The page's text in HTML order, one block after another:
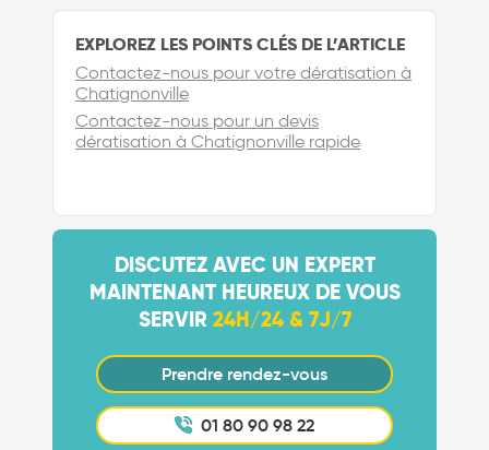
EXPLOREZ LES POINTS CLÉS DE L’ARTICLE
Contactez-nous pour votre dératisation à
Chatignonville
Contactez-nous pour un devis
dératisation à Chatignonville rapide
DISCUTEZ AVEC UN EXPERT
MAINTENANT HEUREUX DE VOUS
SERVIR 24H/24 & 7J/7
Prendre rendez-vous
01 80 90 98 22